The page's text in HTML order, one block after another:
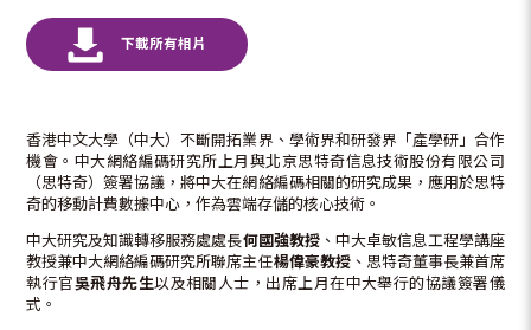
香港中文大學（中大）不斷開拓業界、學術界和研發界「產學研」合作
機會。中大網絡編碼研究所上月與北京思特奇信息技術股份有限公司
（思特奇）簽署協議，將中大在網絡編碼相關的研究成果，應用於思特
奇的移動計費數據中心，作為雲端存儲的核心技術。
中大研究及知識轉移服務處處長何國強教授、中大卓敏信息工程學講座
教授兼中大網絡編碼研究所聯席主任楊偉豪教授、思特奇董事長兼首席
執行官吳飛舟先生以及相關人士，出席上月在中大舉行的協議簽署儀
式。